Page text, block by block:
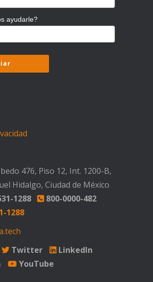
ayudarle?
476, Piso 12, Int. 1200-B,
Hidalgo, Ciudad de México
1288
800-0000-482
1288
Twitter
LinkedIn
YouTube